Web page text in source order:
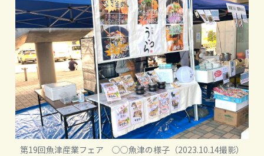
第19回魚津産業フェア ○○魚津の様子（2023.10.14撮影）